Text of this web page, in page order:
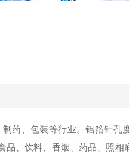
药、包装等行业。铝箔针孔
、饮料、香烟、药品、照相